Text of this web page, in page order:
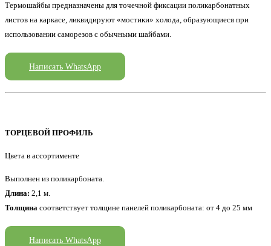
Термошайбы предназначены для точечной фиксации поликарбонатных
листов на каркасе, ликвидируют «мостики» холода, образующиеся при
использовании саморезов с обычными шайбами.
Написать WhatsApp
ТОРЦЕВОЙ ПРОФИЛЬ
Цвета в ассортименте
Выполнен из поликарбоната.
Длина: 2,1 м.
Толщина соответствует толщине панелей поликарбоната: от 4 до 25 мм
Написать WhatsApp